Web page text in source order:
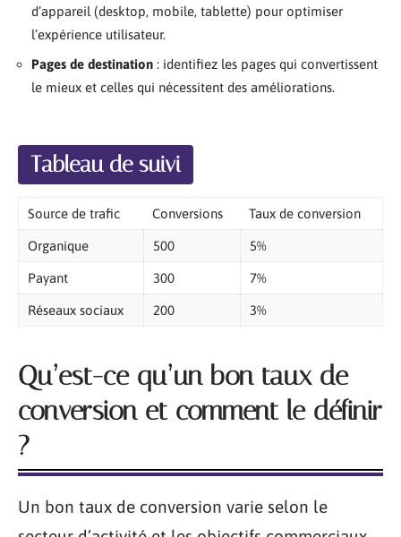
d’appareil (desktop, mobile, tablette) pour optimiser
l’expérience utilisateur.
Pages de destination : identifiez les pages qui convertissent
le mieux et celles qui nécessitent des améliorations.
Tableau de suivi
Source de trafic Conversions Taux de conversion
Organique 500 5%
Payant 300 7%
Réseaux sociaux 200 3%
Qu’est-ce qu’un bon taux de
conversion et comment le définir
?
Un bon taux de conversion varie selon le